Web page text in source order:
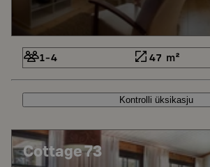
1-4 47 m²
Kontrolli üksikasju
Cottage 73